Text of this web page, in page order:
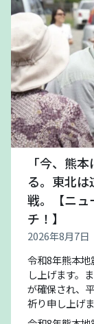
「今、熊
る。東北
戦。【ニュ
チ！】
2026年8月7日
令和8年熊本
し上げます。
が確保され、
祈り申し上げま